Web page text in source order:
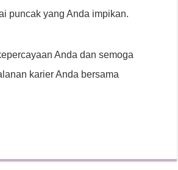
puncak yang Anda impikan.
Anda dan semoga
karier Anda bersama